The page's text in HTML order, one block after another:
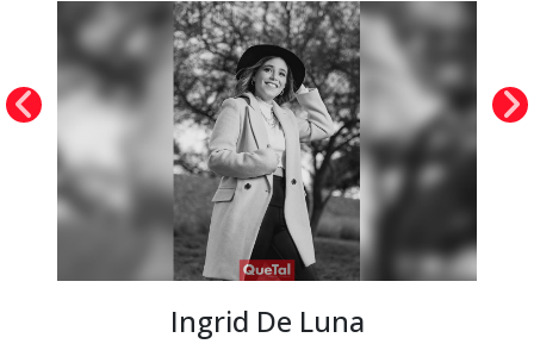
Ingrid De Luna